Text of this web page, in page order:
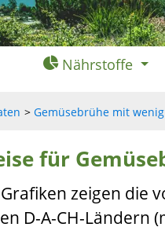
Nährstoffe
Gemüsebrühe mit wenig
für
zeigen die
D-A-CH-Ländern